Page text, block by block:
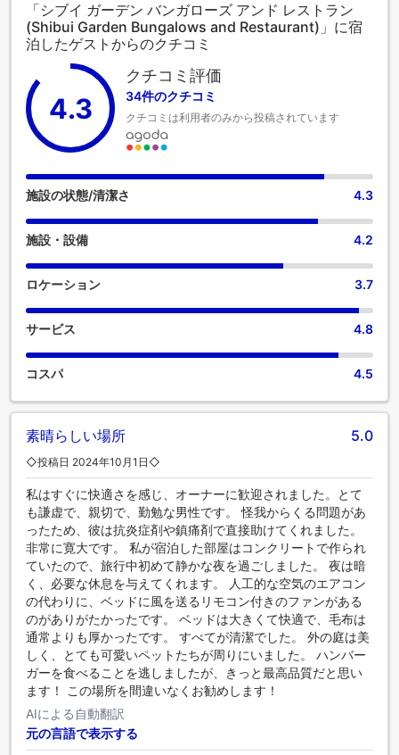
を備えた客室もあり、さまざまな客室構成からお選びいただ
けます。多くの客室には、室内ビデオストリーミング、日刊
新聞、テレビがあり、ゲストを楽しませてくれます。 一部の
客室にはコーヒーや紅茶を淹れるのに必要なものがすべて揃
っているので、のどの渇きを潤すことができます。 客室のバ
スルームには、バスローブ、タオル、ドライヤーを備え付け
ております。 最も理想的な方法で、休暇体験に乗り出しまし
ょう。ご滞在の毎朝は、ホテル内の朝食からはじめましょ
う。 当宿泊施設のエンターテイメント施設で過ごす夜は、旅
仲間と出かけるのと同じくらい楽しいものです。
「シブイ ガーデン バンガローズ アンド レストラン
(Shibui Garden Bungalows and Restaurant)」に宿
泊したゲストからのクチコミ
4.3
クチコミ評価
34件のクチコミ
クチコミは利用者のみから投稿されています
施設の状態/清潔さ 4.3
施設・設備 4.2
ロケーション 3.7
サービス 4.8
コスパ 4.5
素晴らしい場所 5.0
◇投稿日 2024年10月1日◇
私はすぐに快適さを感じ、オーナーに歓迎されました。とて
も謙虚で、親切で、勤勉な男性です。 怪我からくる問題があ
ったため、彼は抗炎症剤や鎮痛剤で直接助けてくれました。
非常に寛大です。 私が宿泊した部屋はコンクリートで作られ
ていたので、旅行中初めて静かな夜を過ごしました。 夜は暗
く、必要な休息を与えてくれます。 人工的な空気のエアコン
の代わりに、ベッドに風を送るリモコン付きのファンがある
のがありがたかったです。 ベッドは大きくて快適で、毛布は
通常よりも厚かったです。 すべてが清潔でした。 外の庭は美
しく、とても可愛いペットたちが周りにいました。 ハンバー
ガーを食べることを逃しましたが、きっと最高品質だと思い
ます！ この場所を間違いなくお勧めします！
AIによる自動翻訳
元の言語で表示する